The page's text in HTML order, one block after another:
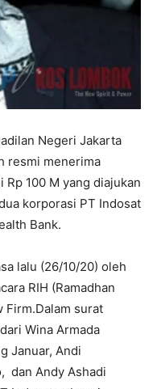
Negeri Jakarta
resmi menerima
100 M yang diajukan
korporasi PT Indosat
Bank.
lalu (26/10/20) oleh
RIH (Ramadhan
Firm.Dalam surat
Wina Armada
Januar, Andi
dan Andy Ashadi